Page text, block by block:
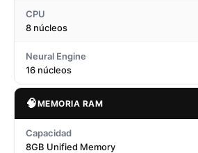
CPU
8 núcleos
Neural Engine
16 núcleos
🧠MEMORIA RAM
Capacidad
8GB Unified Memory